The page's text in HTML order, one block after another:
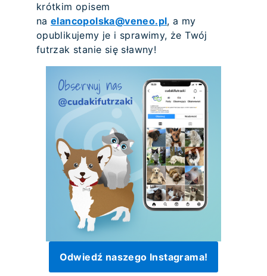
krótkim opisem
na elancopolska@veneo.pl, a my
opublikujemy je i sprawimy, że Twój
futrzak stanie się sławny!
Odwiedź naszego Instagrama!